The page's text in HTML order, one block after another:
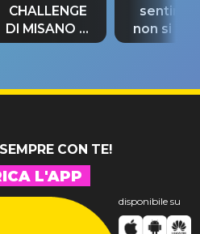
CHALLENGE
DI MISANO si
riconferma
non si
fino alla
CON TE!
L'APP
disponibile su